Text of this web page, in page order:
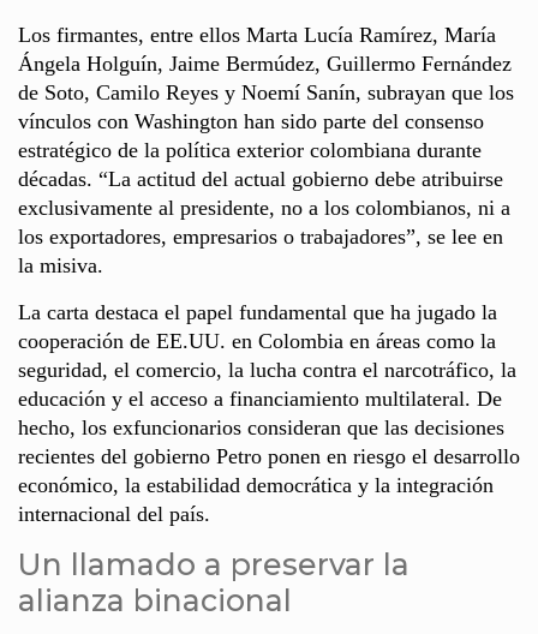
Los firmantes, entre ellos Marta Lucía Ramírez, María
Ángela Holguín, Jaime Bermúdez, Guillermo Fernández
de Soto, Camilo Reyes y Noemí Sanín, subrayan que los
vínculos con Washington han sido parte del consenso
estratégico de la política exterior colombiana durante
décadas. “La actitud del actual gobierno debe atribuirse
exclusivamente al presidente, no a los colombianos, ni a
los exportadores, empresarios o trabajadores”, se lee en
la misiva.
La carta destaca el papel fundamental que ha jugado la
cooperación de EE.UU. en Colombia en áreas como la
seguridad, el comercio, la lucha contra el narcotráfico, la
educación y el acceso a financiamiento multilateral. De
hecho, los exfuncionarios consideran que las decisiones
recientes del gobierno Petro ponen en riesgo el desarrollo
económico, la estabilidad democrática y la integración
internacional del país.
Un llamado a preservar la
alianza binacional